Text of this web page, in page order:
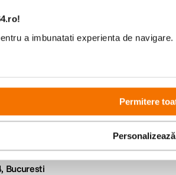
a imbunatati experienta de
Permitere
Personalizează
Bucuresti